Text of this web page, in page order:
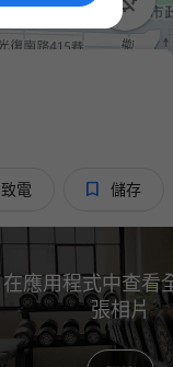
致電  儲存
在應用程式中查看
張相片